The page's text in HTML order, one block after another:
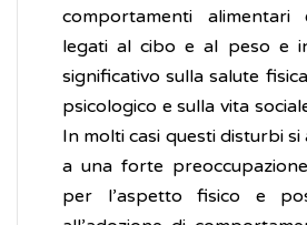
comportamenti
legati al cibo e al peso e
significativo sulla salute
psicologico e sulla vita
In molti casi questi disturbi
a una forte
per l’aspetto fisico e